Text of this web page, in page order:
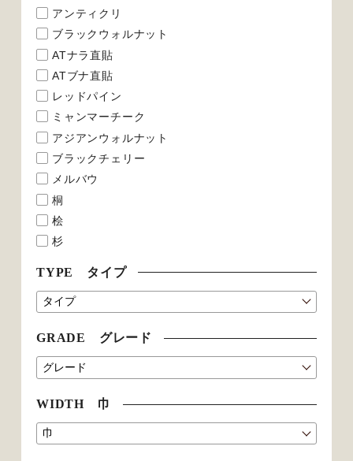
アンティクリ
ブラックウォルナット
ATナラ直貼
ATブナ直貼
レッドパイン
ミャンマーチーク
アジアンウォルナット
ブラックチェリー
メルバウ
桐
桧
杉
TYPE タイプ
GRADE グレード
WIDTH 巾